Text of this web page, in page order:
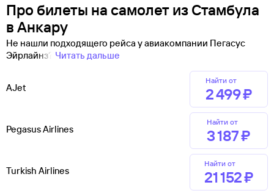
Про билеты на самолет из Стамбула
в Анкару
Не нашли подходящего рейса у авиакомпании Пегасус
Эйрлайнз? Читать дальше
AJet
Найти от
2 ⁠499 ⁠₽
Pegasus Airlines
Найти от
3 ⁠187 ⁠₽
Turkish Airlines
Найти от
21 ⁠152 ⁠₽